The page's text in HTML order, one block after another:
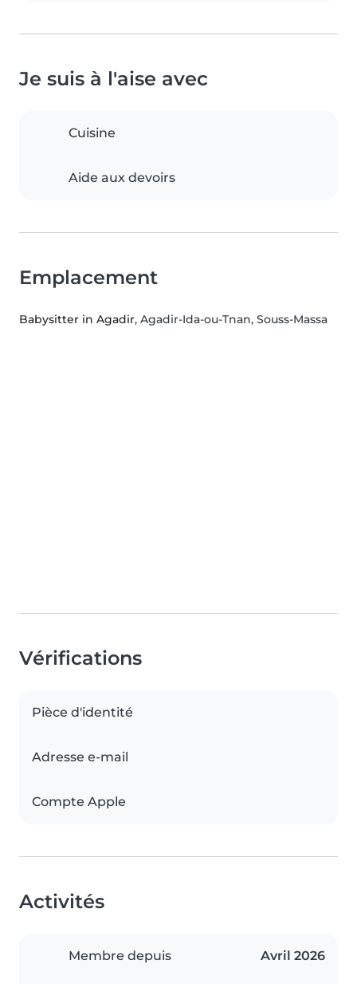
Je suis à l'aise avec
Cuisine
Aide aux devoirs
Emplacement
Babysitter in Agadir, Agadir-Ida-ou-Tnan, Souss-Massa
Vérifications
Pièce d'identité
Adresse e-mail
Compte Apple
Activités
Membre depuis Avril 2026